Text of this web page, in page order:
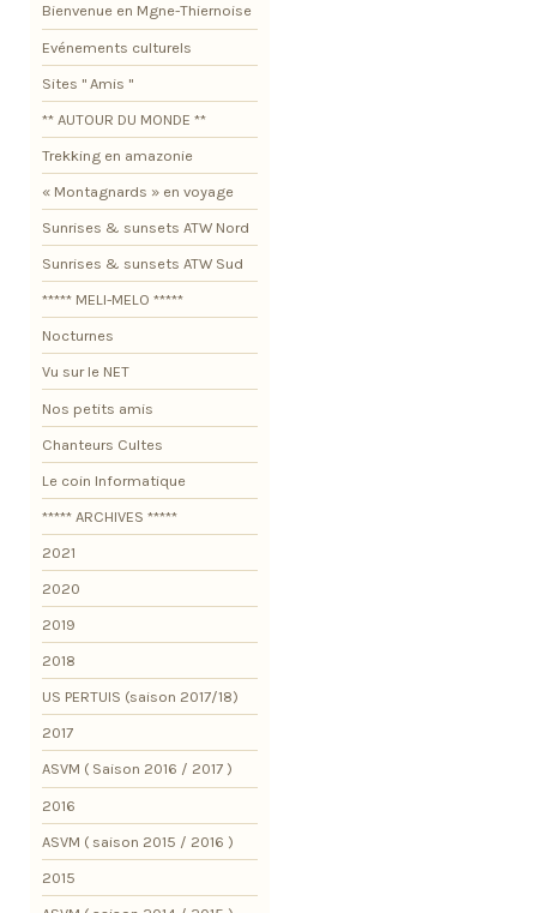
Bienvenue en Mgne-Thiernoise
Evénements culturels
Sites " Amis "
** AUTOUR DU MONDE **
Trekking en amazonie
« Montagnards » en voyage
Sunrises & sunsets ATW Nord
Sunrises & sunsets ATW Sud
***** MELI-MELO *****
Nocturnes
Vu sur le NET
Nos petits amis
Chanteurs Cultes
Le coin Informatique
***** ARCHIVES *****
2021
2020
2019
2018
US PERTUIS (saison 2017/18)
2017
ASVM ( Saison 2016 / 2017 )
2016
ASVM ( saison 2015 / 2016 )
2015